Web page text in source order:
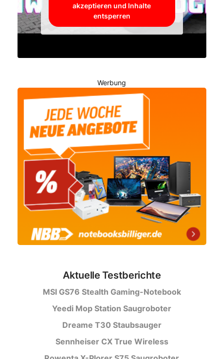
akzeptieren und Inhalte
entsperren
Werbung
Aktuelle Testberichte
MSI GS76 Stealth Gaming-Notebook
Yeedi Mop Station Saugroboter
Dreame T30 Staubsauger
Sennheiser CX True Wireless